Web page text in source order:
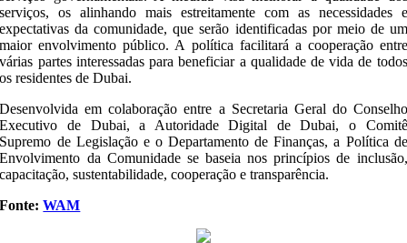
serviços, os alinhando mais estreitamente com as necessidades e
expectativas da comunidade, que serão identificadas por meio de um
maior envolvimento público. A política facilitará a cooperação entre
várias partes interessadas para beneficiar a qualidade de vida de todos
os residentes de Dubai.
Desenvolvida em colaboração entre a Secretaria Geral do Conselho
Executivo de Dubai, a Autoridade Digital de Dubai, o Comitê
Supremo de Legislação e o Departamento de Finanças, a Política de
Envolvimento da Comunidade se baseia nos princípios de inclusão,
capacitação, sustentabilidade, cooperação e transparência.
Fonte:WAM